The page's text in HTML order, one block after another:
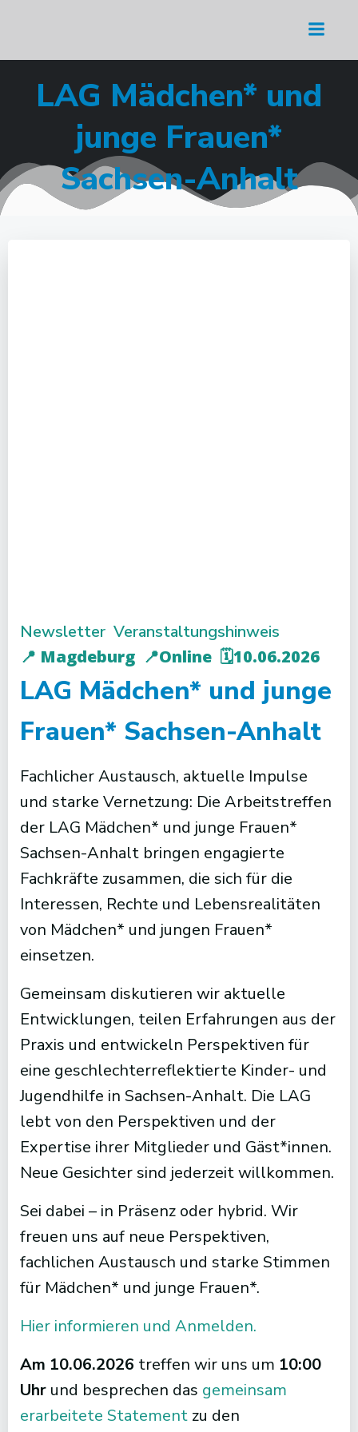
springen
LAG Mädchen* und
junge Frauen*
Sachsen-Anhalt
Newsletter Veranstaltungshinweis
📍 Magdeburg 📍Online 🗓️10.06.2026
LAG Mädchen* und junge
Frauen* Sachsen-Anhalt
Fachlicher Austausch, aktuelle Impulse
und starke Vernetzung: Die Arbeitstreffen
der LAG Mädchen* und junge Frauen*
Sachsen-Anhalt bringen engagierte
Fachkräfte zusammen, die sich für die
Interessen, Rechte und Lebensrealitäten
von Mädchen* und jungen Frauen*
einsetzen.
Gemeinsam diskutieren wir aktuelle
Entwicklungen, teilen Erfahrungen aus der
Praxis und entwickeln Perspektiven für
eine geschlechterreflektierte Kinder- und
Jugendhilfe in Sachsen-Anhalt. Die LAG
lebt von den Perspektiven und der
Expertise ihrer Mitglieder und Gäst*innen.
Neue Gesichter sind jederzeit willkommen.
Sei dabei – in Präsenz oder hybrid. Wir
freuen uns auf neue Perspektiven,
fachlichen Austausch und starke Stimmen
für Mädchen* und junge Frauen*.
Hier informieren und Anmelden.
Am 10.06.2026 treffen wir uns um 10:00
Uhr und besprechen das gemeinsam
erarbeitete Statement zu den